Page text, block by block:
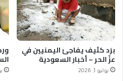
برَد كثيف يفاجئ اليمنيين في
عزّ الحر – أخبار السعودية
يوليو 1, 2026